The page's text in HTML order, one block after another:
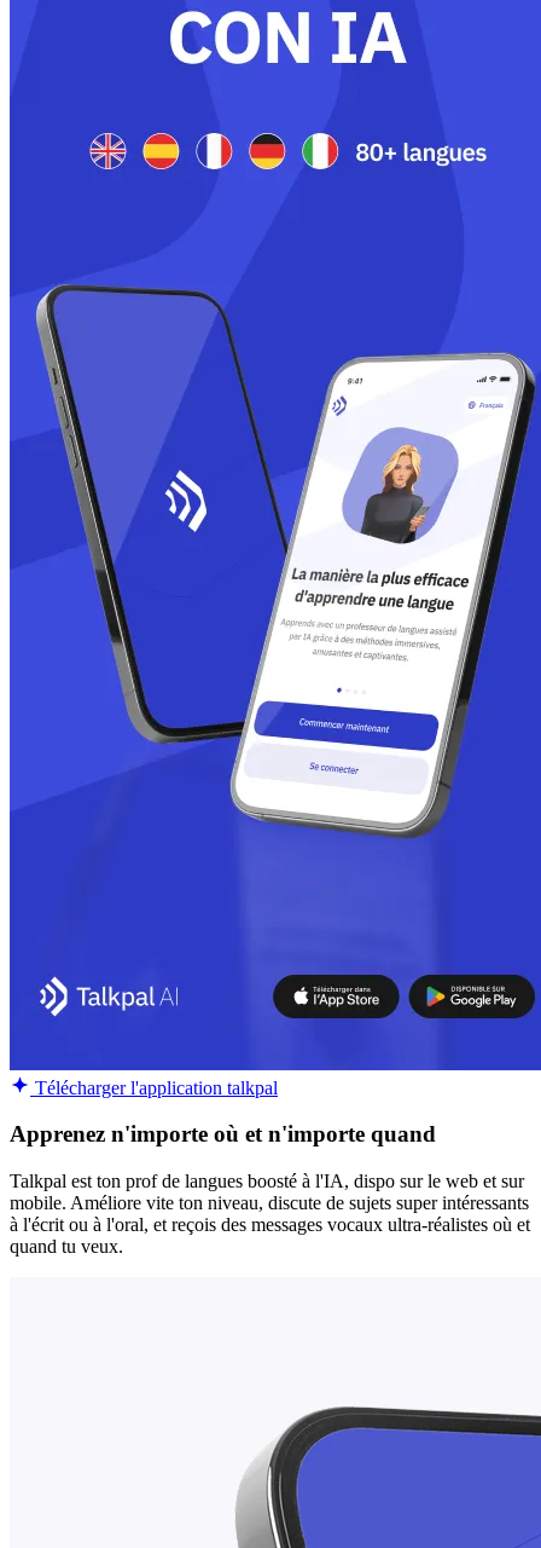
Télécharger l'application talkpal
Apprenez n'importe où et n'importe quand
Talkpal est ton prof de langues boosté à l'IA, dispo sur le web et sur
mobile. Améliore vite ton niveau, discute de sujets super intéressants
à l'écrit ou à l'oral, et reçois des messages vocaux ultra-réalistes où et
quand tu veux.